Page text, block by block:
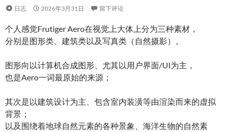
日志
2026年3月31日 留下评论
个人感觉Frutiger Aero在视觉上大体上分为三种素材，
分别是图形类、建筑类以及写真类（自然摄影）。
图形向以计算机合成图形、尤其以用户界面/UI为主，
也是Aero一词最原始的来源；
其次是以建筑设计为主、包含室内装潢等由渲染而来的虚拟
背景；
以及围绕着地球自然元素的各种景象、海洋生物的自然素